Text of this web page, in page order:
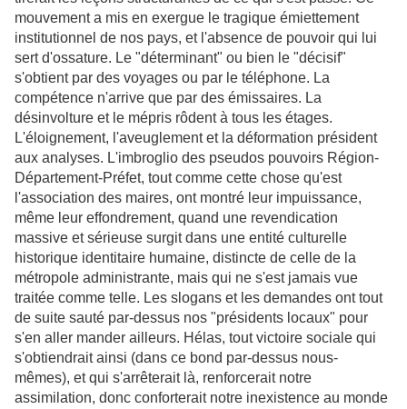
mouvement a mis en exergue le tragique émiettement
institutionnel de nos pays, et l'absence de pouvoir qui lui
sert d'ossature. Le "déterminant" ou bien le "décisif"
s'obtient par des voyages ou par le téléphone. La
compétence n'arrive que par des émissaires. La
désinvolture et le mépris rôdent à tous les étages.
L'éloignement, l'aveuglement et la déformation président
aux analyses. L'imbroglio des pseudos pouvoirs Région-
Département-Préfet, tout comme cette chose qu'est
l'association des maires, ont montré leur impuissance,
même leur effondrement, quand une revendication
massive et sérieuse surgit dans une entité culturelle
historique identitaire humaine, distincte de celle de la
métropole administrante, mais qui ne s'est jamais vue
traitée comme telle. Les slogans et les demandes ont tout
de suite sauté par-dessus nos "présidents locaux" pour
s'en aller mander ailleurs. Hélas, tout victoire sociale qui
s'obtiendrait ainsi (dans ce bond par-dessus nous-
mêmes), et qui s'arrêterait là, renforcerait notre
assimilation, donc conforterait notre inexistence au monde